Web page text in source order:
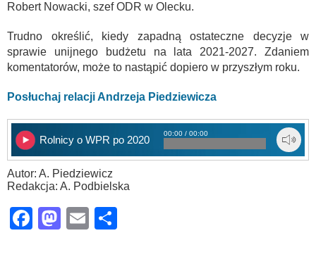
Robert Nowacki, szef ODR w Olecku.
Trudno określić, kiedy zapadną ostateczne decyzje w
sprawie unijnego budżetu na lata 2021-2027. Zdaniem
komentatorów, może to nastąpić dopiero w przyszłym roku.
Posłuchaj relacji Andrzeja Piedziewicza
Rolnicy o WPR po 2020
00:00 / 00:00
Autor: A. Piedziewicz
Redakcja: A. Podbielska
Facebook
Mastodon
Email